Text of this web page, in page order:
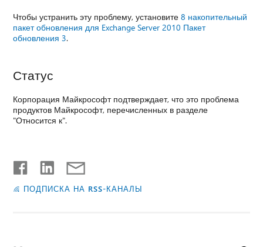
Чтобы устранить эту проблему, установите8 накопительный
пакет обновления для Exchange Server 2010 Пакет
обновления 3.
Статус
Корпорация Майкрософт подтверждает, что это проблема
продуктов Майкрософт, перечисленных в разделе
"Относится к".
ПОДПИСКА НА RSS-КАНАЛЫ